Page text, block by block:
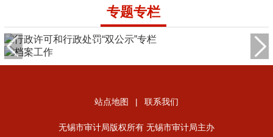
专题专栏
站点地图 联系我们
无锡市审计局版权所有 无锡市审计局主办